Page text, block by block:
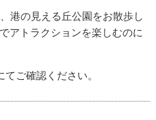
港の見える丘公園をお散歩し
アトラクションを楽しむのに
ご確認ください。